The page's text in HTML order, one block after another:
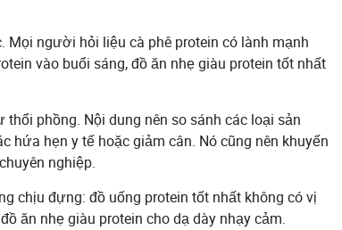
Mọi người hỏi liệu cà phê protein có lành mạnh
vào buổi sáng, đồ ăn nhẹ giàu protein tốt nhất
phồng. Nội dung nên so sánh các loại sản
hứa hẹn y tế hoặc giảm cân. Nó cũng nên khuyến
nghiệp.
chịu đựng: đồ uống protein tốt nhất không có vị
ăn nhẹ giàu protein cho dạ dày nhạy cảm.